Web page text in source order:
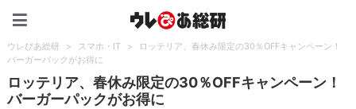
ウレぴあ総研 > スマホ・IT >
ロッテリア、春休み限定の30％OFFキャンペーン！
バーガーパックがお得に
ロッテリア、春休み限定の30％OFFキャンペーン！
バーガーパックがお得に